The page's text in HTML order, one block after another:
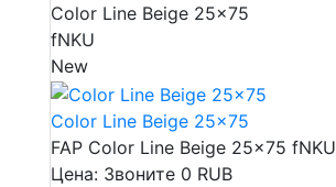
Color Line Beige 25x75
fNKU
New
Color Line Beige 25x75
FAP Color Line Beige 25x75 fNKU
Цена: Звоните 0 RUB